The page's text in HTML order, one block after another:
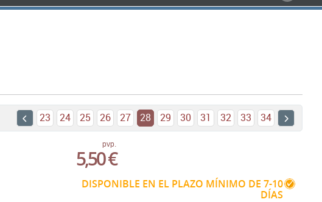
23 24 25 26 27 28 29 30 31 32 33 34
pvp.
5,50 €
DISPONIBLE EN EL PLAZO MÍNIMO DE 7-10
DÍAS